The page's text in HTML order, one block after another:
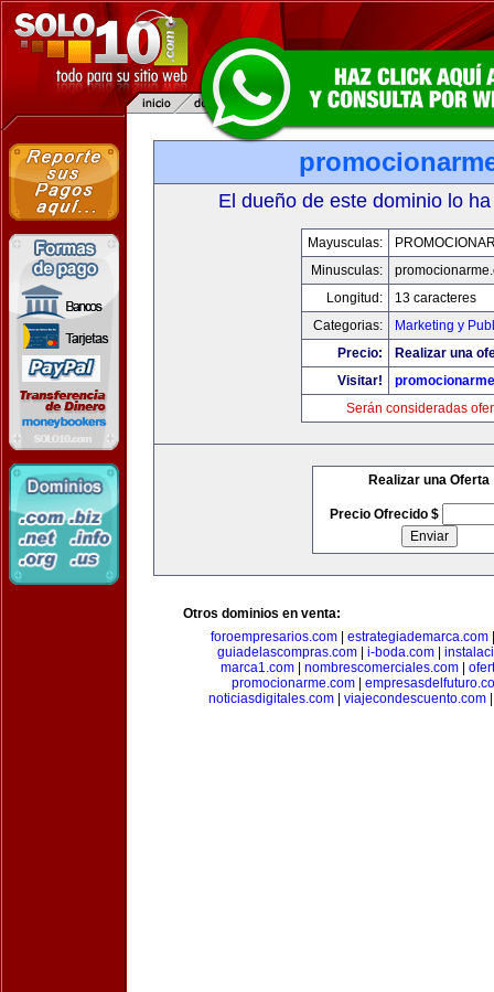
El dueño de este dominio lo
Mayusculas:
Minusculas:
Longitud:
13 caracteres
Categorias:
Marketing y
Precio:
Realizar una
Visitar!
Serán consideradas
Realizar una Oferta
Precio Ofrecido $
Otros dominios en venta:
foroempresarios.com| estrategiademarca.com
guiadelascompras.com
i-boda.com
marca1.com| nombrescomerciales.com|
promocionarme.com|
noticiasdigitales.com| viajecondescuento.com